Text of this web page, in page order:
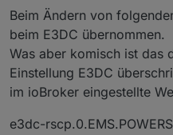
Beim Ändern von
beim E3DC übernommen.
Was aber komisch ist das
Einstellung E3DC
im ioBroker eingestellte
e3dc-